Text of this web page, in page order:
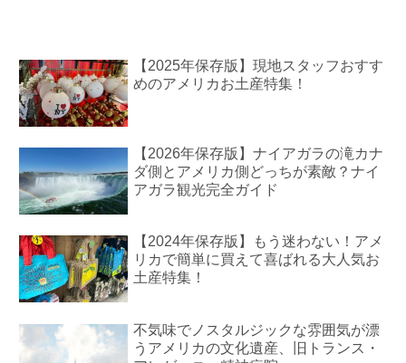
【2025年保存版】現地スタッフおすす
めのアメリカお土産特集！
【2026年保存版】ナイアガラの滝カナ
ダ側とアメリカ側どっちが素敵？ナイ
アガラ観光完全ガイド
【2024年保存版】もう迷わない！アメ
リカで簡単に買えて喜ばれる大人気お
土産特集！
不気味でノスタルジックな雰囲気が漂
うアメリカの文化遺産、旧トランス・